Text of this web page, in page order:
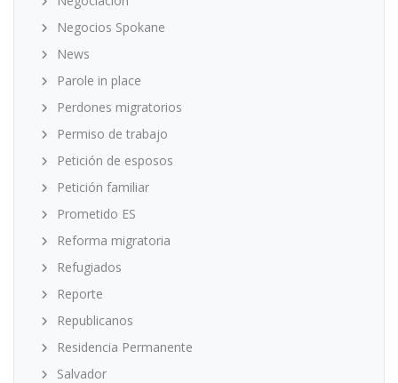
Negocios Spokane
News
Parole in place
Perdones migratorios
Permiso de trabajo
Petición de esposos
Petición familiar
Prometido ES
Reforma migratoria
Refugiados
Reporte
Republicanos
Residencia Permanente
Salvador